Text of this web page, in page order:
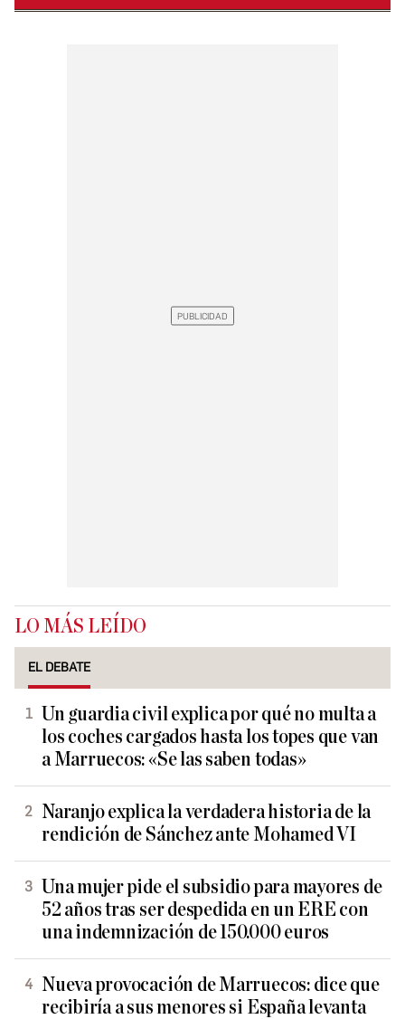
LO MÁS LEÍDO
EL DEBATE
Un guardia civil explica por qué no multa a
los coches cargados hasta los topes que van
a Marruecos: «Se las saben todas»
Naranjo explica la verdadera historia de la
rendición de Sánchez ante Mohamed VI
Una mujer pide el subsidio para mayores de
52 años tras ser despedida en un ERE con
una indemnización de 150.000 euros
Nueva provocación de Marruecos: dice que
recibiría a sus menores si España levanta